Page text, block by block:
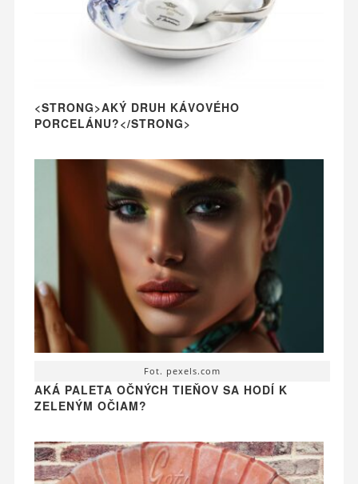
<STRONG>AKÝ DRUH KÁVOVÉHO
PORCELÁNU?</STRONG>
Fot. pexels.com
AKÁ PALETA OČNÝCH TIEŇOV SA HODÍ K
ZELENÝM OČIAM?